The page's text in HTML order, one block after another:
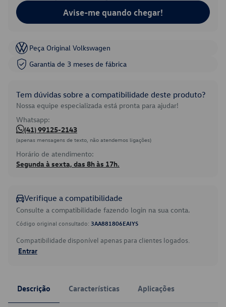
Avise-me quando chegar!
Peça Original Volkswagen
Garantia de 3 meses de fábrica
Tem dúvidas sobre a compatibilidade deste produto?
Nossa equipe especializada está pronta para ajudar!
Whatsapp:
(41) 99125-2143
(apenas mensagens de texto, não atendemos ligações)
Horário de atendimento:
Segunda à sexta, das 8h às 17h.
Verifique a compatibilidade
Consulte a compatibilidade fazendo login na sua conta.
Código original consultado: 3AA881806EAIYS
Compatibilidade disponível apenas para clientes logados.
Entrar
Descrição Características Aplicações